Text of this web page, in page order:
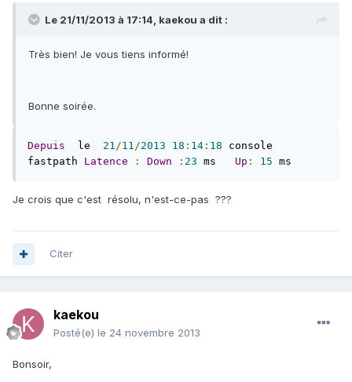
Le 21/11/2013 à 17:14, kaekou a dit :
Très bien! Je vous tiens informé!
Bonne soirée.
Depuis le 21/11/2013 18 : 14 : 18 console
fastpath Latence : Down : 23 ms Up : 15 ms
Je crois que c'est résolu, n'est-ce-pas ???
Citer
kaekou
Posté(e) le 24 novembre 2013
Bonsoir,